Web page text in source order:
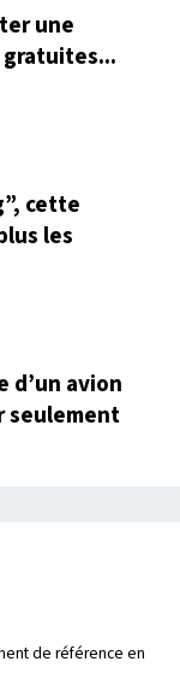
une
gratuites...
cette
les
d’un avion
seulement
de référence en